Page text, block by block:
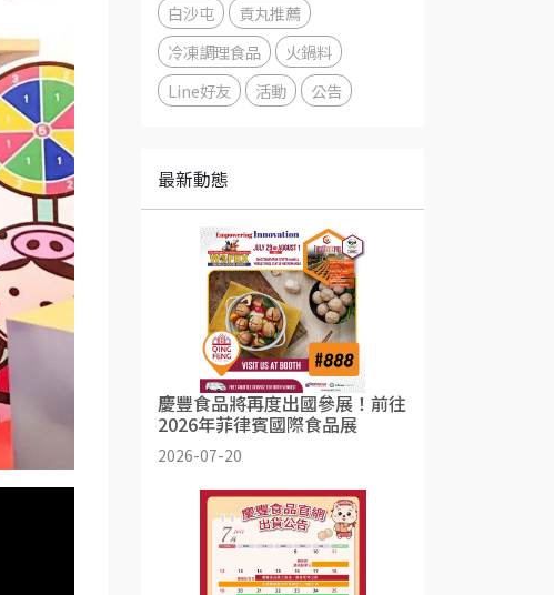
白沙屯
貢丸推薦
冷凍調理食品
火鍋料
Line好友
活動 公告
最新動態
慶豐食品將再度出國參展！前往
2026年菲律賓國際食品展
2026-07-20